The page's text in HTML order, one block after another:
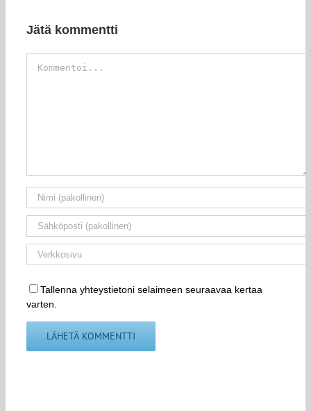
Jätä kommentti
Tallenna yhteystietoni selaimeen seuraavaa kertaa
varten.